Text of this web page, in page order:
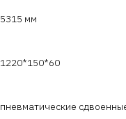
5315 мм
1220*150*60
пневматические